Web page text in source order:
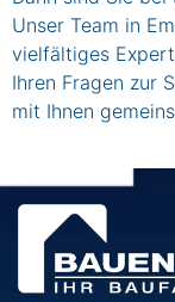
Unser Team in
vielfältiges
Ihren Fragen zur
mit Ihnen